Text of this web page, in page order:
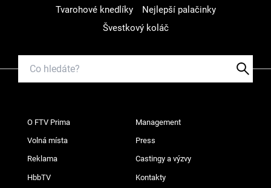
Tvarohové knedlíky
Nejlepší palačinky
Švestkový koláč
O FTV Prima Management
Volná místa Press
Reklama Castingy a výzvy
HbbTV Kontakty